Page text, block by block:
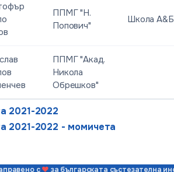
ППМГ "Н.
Попович"
Школа А&Б
ППМГ "Акад.
Никола
Обрешков"
2021-2022
2021-2022 - момичета
с❤ за българската състезателна